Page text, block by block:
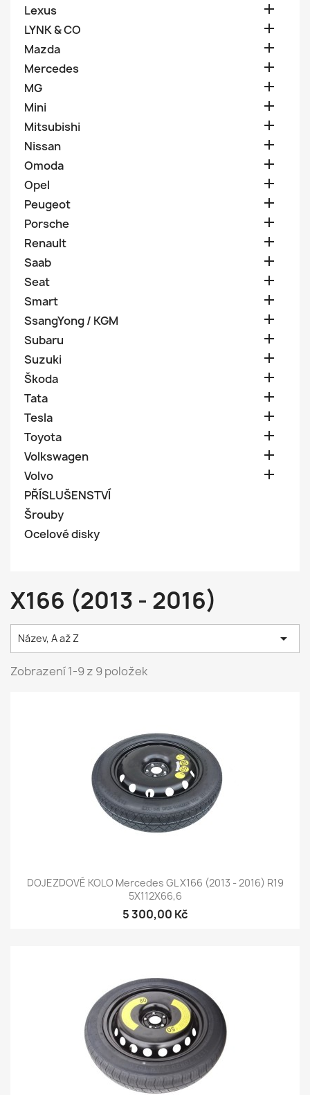
Lexus 
LYNK & CO 
Mazda 
Mercedes 
MG 
Mini 
Mitsubishi 
Nissan 
Omoda 
Opel 
Peugeot 
Porsche 
Renault 
Saab 
Seat 
Smart 
SsangYong / KGM 
Subaru 
Suzuki 
Škoda 
Tata 
Tesla 
Toyota 
Volkswagen 
Volvo 
PŘÍSLUŠENSTVÍ
Šrouby
Ocelové disky
X166 (2013 - 2016)
Název, A až Z 
Zobrazení 1-9 z 9 položek
DOJEZDOVÉ KOLO Mercedes GL X166 (2013 - 2016) R19
5X112X66,6
5 300,00 Kč